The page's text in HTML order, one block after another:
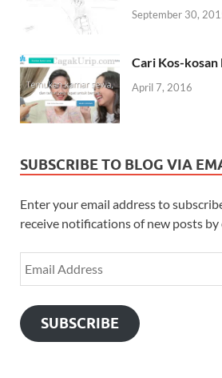
September 30,
Cari Kos-kosan
April 7, 2016
SUBSCRIBE TO BLOG VIA
Enter your email address to
receive notifications of new posts by
SUBSCRIBE